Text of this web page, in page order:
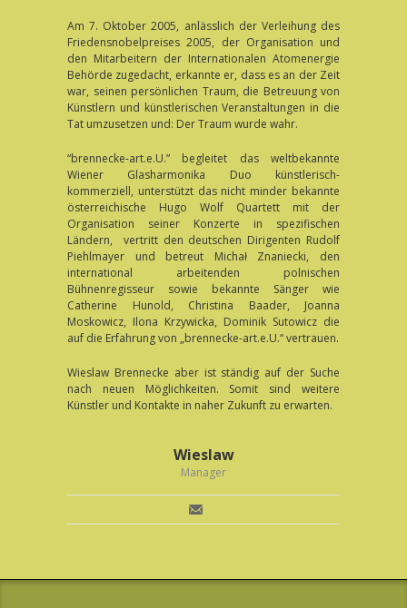
Am 7. Oktober 2005, anlässlich der Verleihung des
Friedensnobelpreises 2005, der Organisation und
den Mitarbeitern der Internationalen Atomenergie
Behörde zugedacht, erkannte er, dass es an der Zeit
war, seinen persönlichen Traum, die Betreuung von
Künstlern und künstlerischen Veranstaltungen in die
Tat umzusetzen und: Der Traum wurde wahr.
“brennecke-art.e.U.” begleitet das weltbekannte
Wiener Glasharmonika Duo künstlerisch-
kommerziell, unterstützt das nicht minder bekannte
österreichische Hugo Wolf Quartett mit der
Organisation seiner Konzerte in spezifischen
Ländern, vertritt den deutschen Dirigenten Rudolf
Piehlmayer und betreut Michał Znaniecki, den
international arbeitenden polnischen
Bühnenregisseur sowie bekannte Sänger wie
Catherine Hunold, Christina Baader, Joanna
Moskowicz, Ilona Krzywicka, Dominik Sutowicz die
auf die Erfahrung von „brennecke-art.e.U.“ vertrauen.
Wieslaw Brennecke aber ist ständig auf der Suche
nach neuen Möglichkeiten. Somit sind weitere
Künstler und Kontakte in naher Zukunft zu erwarten.
Wieslaw
Manager